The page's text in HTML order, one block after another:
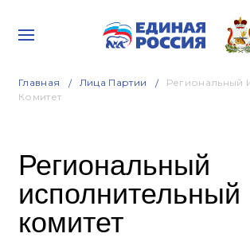
Главная Лица Партии
Региональный
Комитет
Региональный
исполнительный
комитет